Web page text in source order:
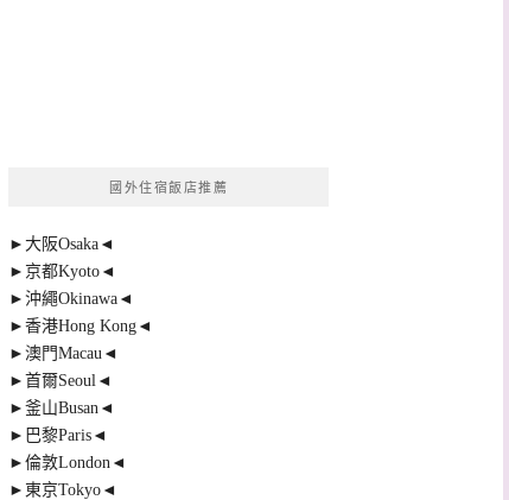
國外住宿飯店推薦
►大阪Osaka◄
►京都Kyoto◄
►沖繩Okinawa◄
►香港Hong Kong◄
►澳門Macau◄
►首爾Seoul◄
►釜山Busan◄
►巴黎Paris◄
►倫敦London◄
►東京Tokyo◄